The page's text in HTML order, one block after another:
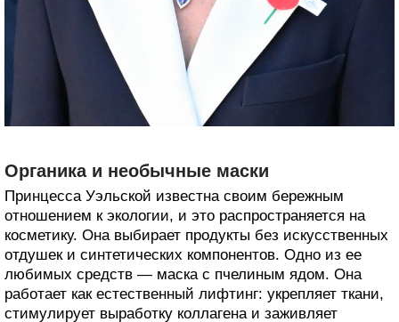
Органика и необычные маски
Принцесса Уэльской известна своим бережным
отношением к экологии, и это распространяется на
косметику. Она выбирает продукты без искусственных
отдушек и синтетических компонентов. Одно из ее
любимых средств — маска с пчелиным ядом. Она
работает как естественный лифтинг: укрепляет ткани,
стимулирует выработку коллагена и заживляет